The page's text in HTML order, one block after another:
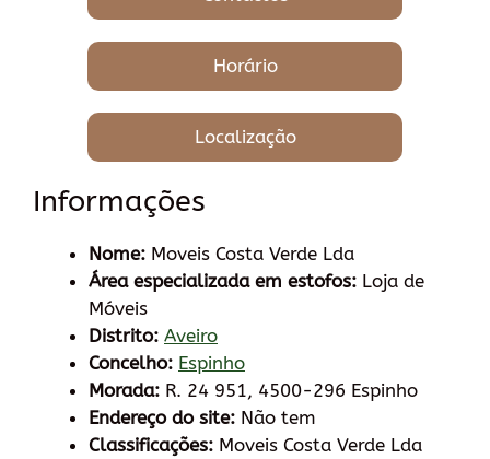
Horário
Localização
Informações
Nome: Moveis Costa Verde Lda
Área especializada em estofos: Loja de
Móveis
Distrito: Aveiro
Concelho: Espinho
Morada: R. 24 951, 4500-296 Espinho
Endereço do site: Não tem
Classificações: Moveis Costa Verde Lda